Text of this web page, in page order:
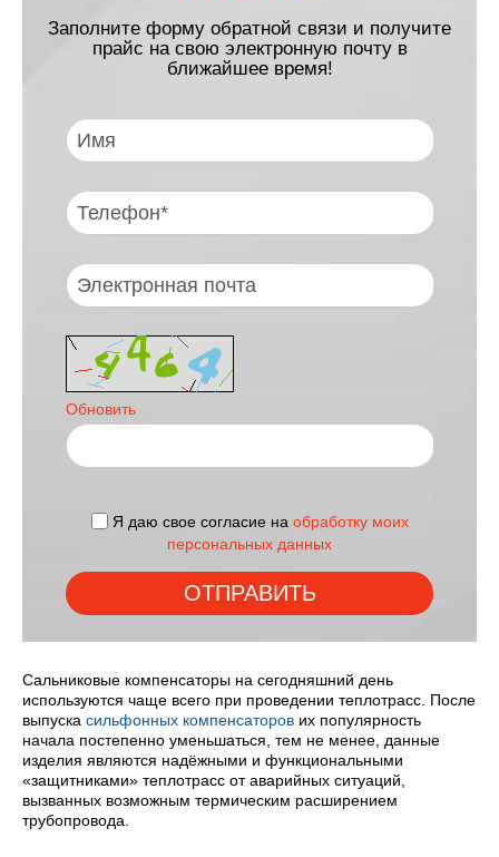
Заполните форму обратной связи и получите
прайс на свою электронную почту в
ближайшее время!
Обновить
Я даю свое согласие на обработку моих
персональных данных
ОТПРАВИТЬ
Сальниковые компенсаторы на сегодняшний день
используются чаще всего при проведении теплотрасс. После
выпуска сильфонных компенсаторов их популярность
начала постепенно уменьшаться, тем не менее, данные
изделия являются надёжными и функциональными
«защитниками» теплотрасс от аварийных ситуаций,
вызванных возможным термическим расширением
трубопровода.